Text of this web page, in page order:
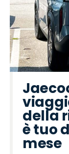
della
è tuo
mese